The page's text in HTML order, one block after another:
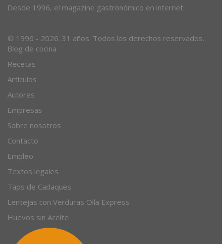
Desde 1996, el magazine gastronómico en internet.
© 1996 - 2026. 31 años. Todos los derechos reservados.
Blog de cocina
Recetas
Artículos
Autores
Empresas
Sobre nosotros
Contacto
Empleo
Textos legales
Taps de Cadaques
Lentejas con Verduras Olla Express
Huevos sin Aceite